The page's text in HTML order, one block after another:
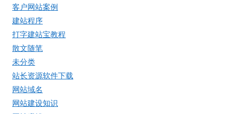
客户网站案例
建站程序
打字建站宝教程
散文随笔
未分类
站长资源软件下载
网站域名
网站建设知识